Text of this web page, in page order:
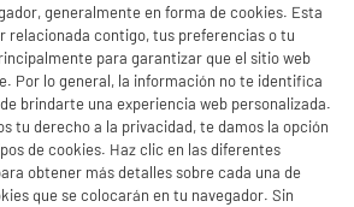
generalmente en forma de cookies. Esta
relacionada contigo, tus preferencias o tu
para garantizar que el sitio web
Por lo general, la información no te identifica
brindarte una experiencia web personalizada.
tu derecho a la privacidad, te damos la opción
de cookies. Haz clic en las diferentes
obtener más detalles sobre cada una de
que se colocarán en tu navegador. Sin